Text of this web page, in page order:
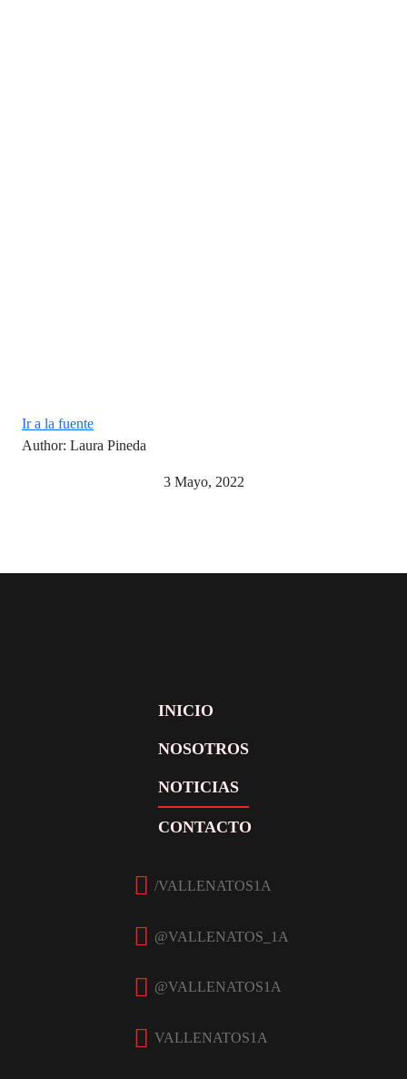
Ir a la fuente
Author: Laura Pineda
3 Mayo, 2022
INICIO
NOSOTROS
NOTICIAS
CONTACTO